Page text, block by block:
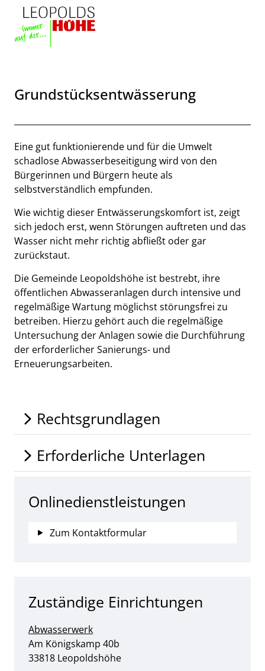
Zum Hauptinhalt springen
Zum Header
Zum Hauptinhalt
Zum Footer
Grundstücksentwässerung
Beschreibung
Eine gut funktionierende und für die Umwelt
schadlose Abwasserbeseitigung wird von den
Bürgerinnen und Bürgern heute als
selbstverständlich empfunden.
Wie wichtig dieser Entwässerungskomfort ist, zeigt
sich jedoch erst, wenn Störungen auftreten und das
Wasser nicht mehr richtig abfließt oder gar
zurückstaut.
Die Gemeinde Leopoldshöhe ist bestrebt, ihre
öffentlichen Abwasseranlagen durch intensive und
regelmäßige Wartung möglichst störungsfrei zu
betreiben. Hierzu gehört auch die regelmäßige
Untersuchung der Anlagen sowie die Durchführung
der erforderlicher Sanierungs- und
Erneuerungsarbeiten.
Rechtsgrundlagen
Erforderliche Unterlagen
Onlinedienstleistungen
Zum Kontaktformular
Zuständige Einrichtungen
Abwasserwerk
Straße:
Am Königskamp Hausnummer:
40b
PLZ:
33818 Ort:
Leopoldshöhe